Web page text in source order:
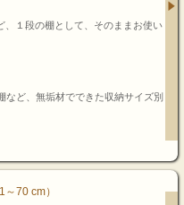
、１段の棚として、そのままお使い
など、無垢材でできた収納サイズ別
70 cm）